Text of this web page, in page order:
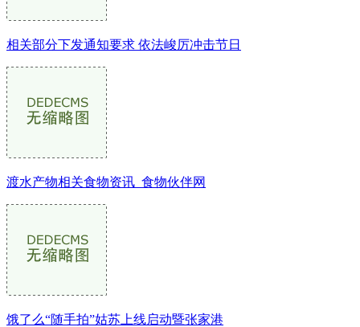
相关部分下发通知要求 依法峻厉冲击节日
渡水产物相关食物资讯_食物伙伴网
饿了么“随手拍”姑苏上线启动暨张家港